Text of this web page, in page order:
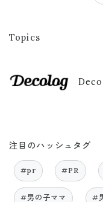
Topics
注目のハッシュタグ
#pr #PR
#男の子ママ #